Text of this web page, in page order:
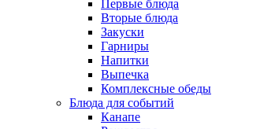
Первые блюда
Вторые блюда
Закуски
Гарниры
Напитки
Выпечка
Комплексные обеды
Блюда для событий
Канапе